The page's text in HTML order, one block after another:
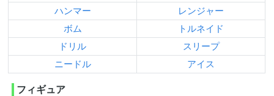
ハンマー
レンジャー
ボム
トルネイド
ドリル
スリープ
ニードル
アイス
フィギュア